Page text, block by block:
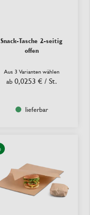
Snack-Tasche 2-seitig
offen
Aus 3 Varianten wählen
ab 0,0253 € / St.
lieferbar